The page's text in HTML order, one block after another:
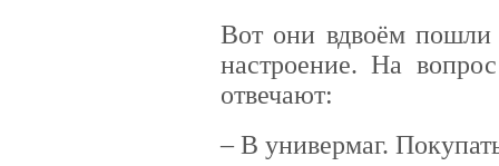
Вот они вдвоём
настроение. На
отвечают:
– В универмаг.